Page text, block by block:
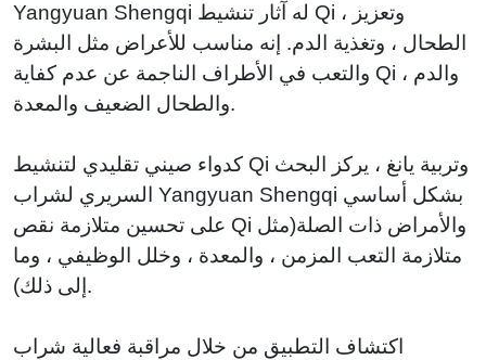
Yangyuan Shengqi له آثار تنشيط Qi ، وتعزيز
الطحال ، وتغذية الدم. إنه مناسب للأعراض مثل البشرة
والتعب في الأطراف الناجمة عن عدم كفاية Qi والدم ،
والطحال الضعيف والمعدة.
كدواء صيني تقليدي لتنشيط Qi وتربية يانغ ، يركز البحث
السريري لشراب Yangyuan Shengqi بشكل أساسي
على تحسين متلازمة نقص Qi والأمراض ذات الصلة(مثل
متلازمة التعب المزمن ، والمعدة ، وخلل الوظيفي ، وما
إلى ذلك).
اكتشاف التطبيق من خلال مراقبة فعالية شراب